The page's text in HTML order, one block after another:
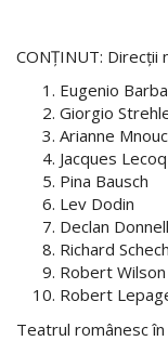
CONŢINUT: Direcţii
Eugenio Barba
Giorgio
Arianne
Jacques Lecoq
Pina Bausch
Lev Dodin
Declan
Richard
Robert Wilson
Robert
Teatrul românesc